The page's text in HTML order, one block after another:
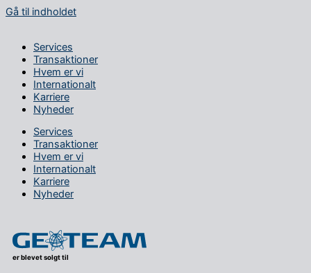
Gå til indholdet
Services
Transaktioner
Hvem er vi
Internationalt
Karriere
Nyheder
Services
Transaktioner
Hvem er vi
Internationalt
Karriere
Nyheder
er blevet solgt til